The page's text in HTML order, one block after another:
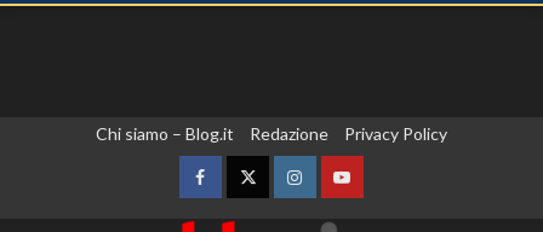
Chi siamo – Blog.it Redazione Privacy Policy
FacebookTwitterInstagramYouTube